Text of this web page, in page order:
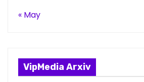
« May
VipMedia Arxiv